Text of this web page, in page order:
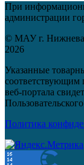
При
администрации
© МАУ г.
2026
Указанные
соответствующим
веб-портала
Политика